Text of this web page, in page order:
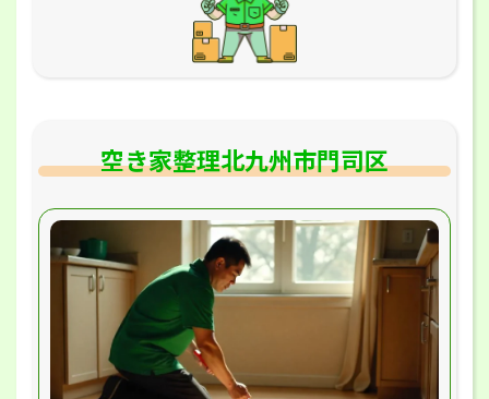
空き家整理北九州市門司区